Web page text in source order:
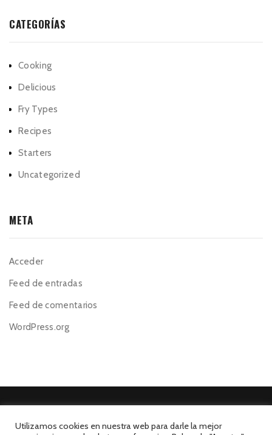
CATEGORÍAS
Cooking
Delicious
Fry Types
Recipes
Starters
Uncategorized
META
Acceder
Feed de entradas
Feed de comentarios
WordPress.org
Utilizamos cookies en nuestra web para darle la mejor